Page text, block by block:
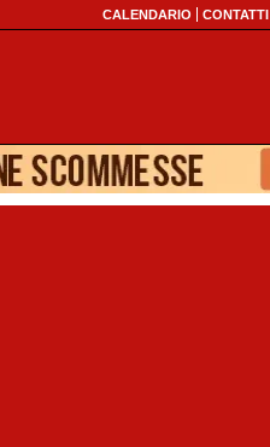
CALENDARIO CONTATTI